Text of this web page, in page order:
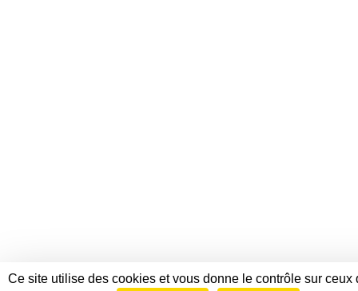
Ce site utilise des cookies et vous donne le contrôle sur ceux